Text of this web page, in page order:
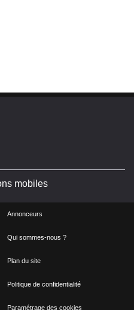
mobiles
Annonceurs
Qui sommes-nous ?
Plan du site
Politique de confidentialité
Paramétrage des cookies